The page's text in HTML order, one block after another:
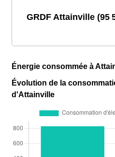
GRDF Attainville (95
Énergie consommée à
Évolution de la
d'Attainville